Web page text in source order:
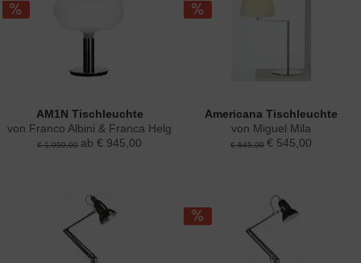
AM1N Tischleuchte
von Franco Albini & Franca Helg
€ 1.050,00 ab € 945,00
Americana Tischleuchte
von Miguel Mila
€ 645,00 € 545,00